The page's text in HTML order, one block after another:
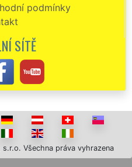
podmínky
SÍTĚ